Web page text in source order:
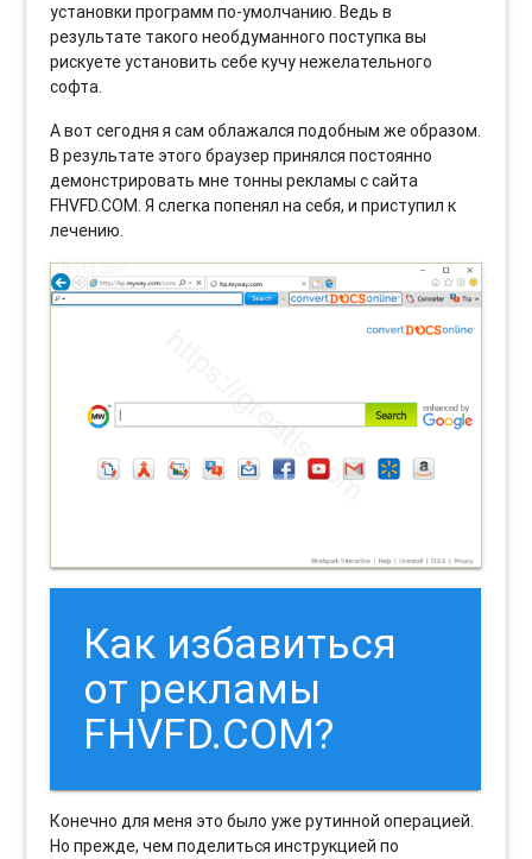
установки программ по-умолчанию. Ведь в
результате такого необдуманного поступка вы
рискуете установить себе кучу нежелательного
софта.
А вот сегодня я сам облажался подобным же образом.
В результате этого браузер принялся постоянно
демонстрировать мне тонны рекламы с сайта
FHVFD.COM. Я слегка попенял на себя, и приступил к
лечению.
Как избавиться
от рекламы
FHVFD.COM?
Конечно для меня это было уже рутинной операцией.
Но прежде, чем поделиться инструкцией по